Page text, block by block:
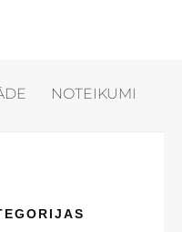
NOTEIKUMI